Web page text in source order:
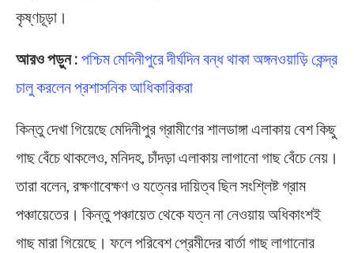
কৃষ্ণচূড়া।
আরও পড়ুন : পশ্চিম মেদিনীপুরে দীর্ঘদিন বন্ধ থাকা অঙ্গনওয়াড়ি কেন্দ্র
চালু করলেন প্রশাসনিক আধিকারিকরা
কিন্তু দেখা গিয়েছে মেদিনীপুর গ্রামীণের শালডাঙ্গা এলাকায় বেশ কিছু
গাছ বেঁচে থাকলেও, মনিদহ, চাঁদড়া এলাকায় লাগানো গাছ বেঁচে নেয়।
তারা বলেন, রক্ষণাবেক্ষণ ও যত্নের দায়িত্ব ছিল সংশ্লিষ্ট গ্রাম
পঞ্চায়েতের। কিন্তু পঞ্চায়েত থেকে যত্ন না নেওয়ায় অধিকাংশই
গাছ মারা গিয়েছে। ফলে পরিবেশ প্রেমীদের বার্তা গাছ লাগানোর